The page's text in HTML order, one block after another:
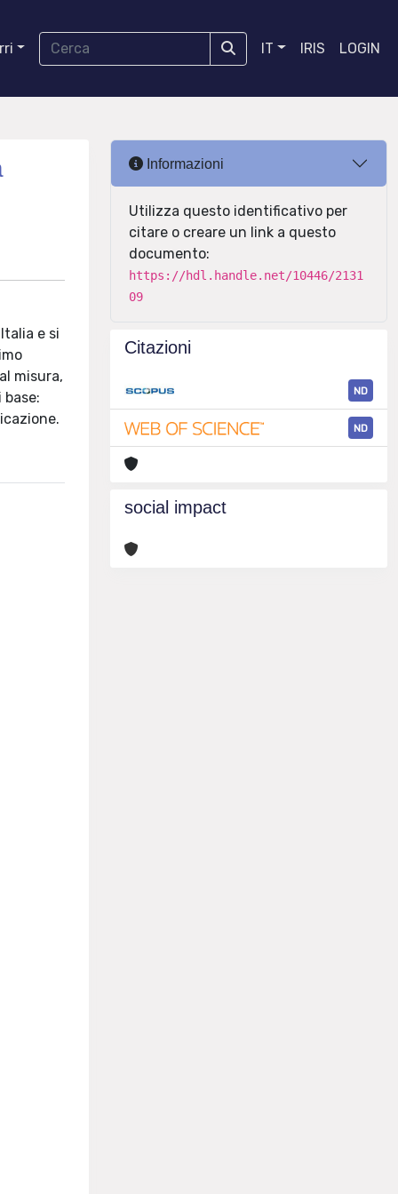
IT IRIS LOGIN
e si
misura,
Informazioni
Utilizza questo identificativo per
citare o creare un link a questo
documento:
https://hdl.handle.net/10446/2131
09
Citazioni
ND
ND
social impact